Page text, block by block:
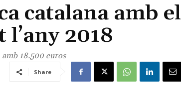
catalana amb el
2018
18.500 euros
Share